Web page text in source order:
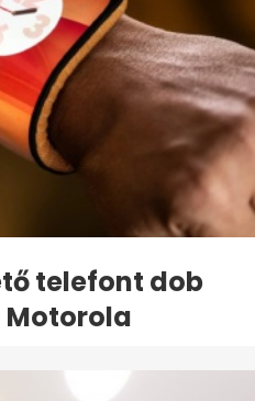
telefont dob